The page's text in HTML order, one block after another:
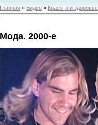
Главная » Видео » Красота и здоровье
Мода. 2000-е